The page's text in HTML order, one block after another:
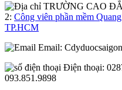
2: Công viên phần mềm
TP.HCM
Email:
Điện thoại:
093.851.9898